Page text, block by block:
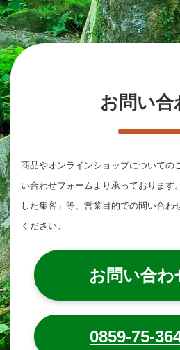
お問い合
商品やオンラインショップについての
い合わせフォームより承っております。
した集客」等、営業目的での問い合わ
ください。
お問い合わ
0859-75-